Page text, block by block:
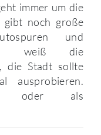
immer um die
gibt noch große
und
weiß die
die Stadt sollte
ausprobieren.
oder als